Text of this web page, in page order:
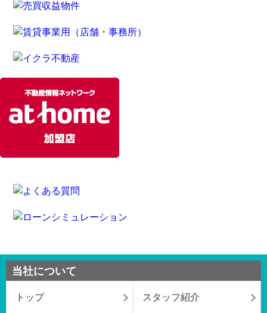
当社について
トップ スタッフ紹介